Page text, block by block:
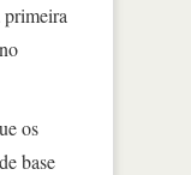
os
base